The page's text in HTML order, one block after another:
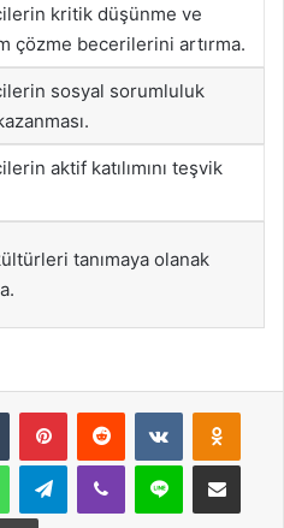
kritik düşünme ve
çözme becerilerini artırma.
sosyal sorumluluk
aktif katılımını teşvik
tanımaya olanak
Tumblr PinterestReddit VKontakte
WhatsAppTelegramViber Line E-Posta ile
Yazdır